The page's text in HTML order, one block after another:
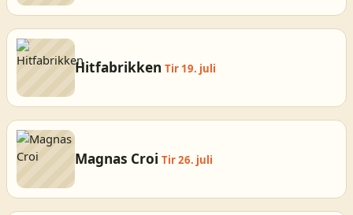
Hitfabrikken Tir 19. juli
Magnas Croi Tir 26. juli